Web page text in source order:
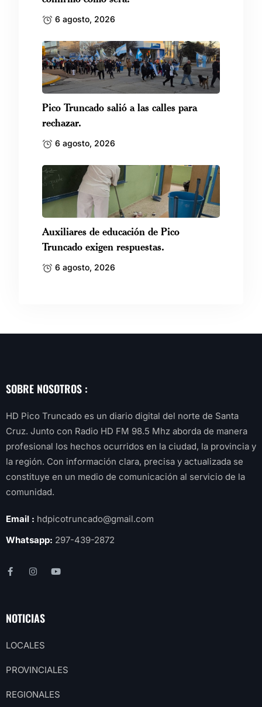
6 agosto, 2026
Pico Truncado salió a las calles para
rechazar.
6 agosto, 2026
Auxiliares de educación de Pico
Truncado exigen respuestas.
6 agosto, 2026
SOBRE NOSOTROS :
HD Pico Truncado es un diario digital del norte de Santa
Cruz. Junto con Radio HD FM 98.5 Mhz aborda de manera
profesional los hechos ocurridos en la ciudad, la provincia y
la región. Con información clara, precisa y actualizada se
constituye en un medio de comunicación al servicio de la
comunidad.
Email : hdpicotruncado@gmail.com
Whatsapp: 297-439-2872
NOTICIAS
LOCALES
PROVINCIALES
REGIONALES